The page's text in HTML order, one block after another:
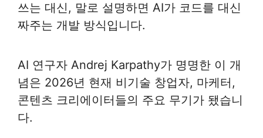
쓰는 대신, 말로 설명하면 AI가 코드를 대신
짜주는 개발 방식입니다.
AI 연구자 Andrej Karpathy가 명명한 이 개
념은 2026년 현재 비기술 창업자, 마케터,
콘텐츠 크리에이터들의 주요 무기가 됐습니
다.